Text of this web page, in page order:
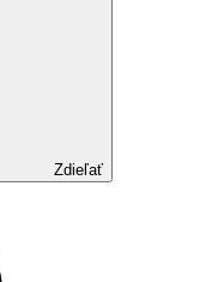
Zdieľať